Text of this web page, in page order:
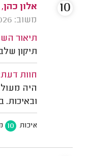
אלון
משוב: 06/04/2026
תיאור
תיקון
חוות
היה
ובאיכות.
איכות 10
10